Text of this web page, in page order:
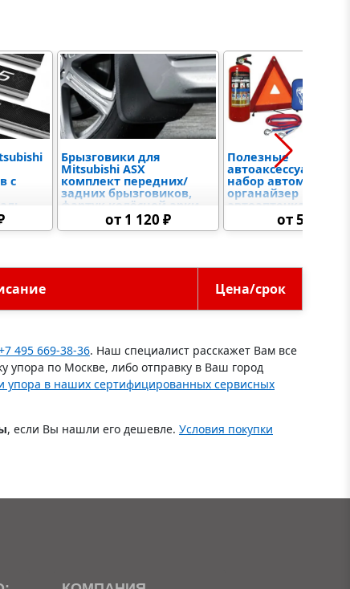
с
Брызговики для
Mitsubishi ASX
комплект передних/
задних брызговиков,
фартук колёсной арки,
локеры, увеличенные,
универсальные
от 1 120 ₽
Полезные
автоаксессуары
набор
органайзер в
автоаптечка,
груза, скребок,
огнетушитель
от 590 ₽
Цена/срок
495 669-38-36. Наш специалист расскажет Вам все
упора по Москве, либо отправку в Ваш город
упора в наших сертифицированных сервисных
, если Вы нашли его дешевле. Условия покупки